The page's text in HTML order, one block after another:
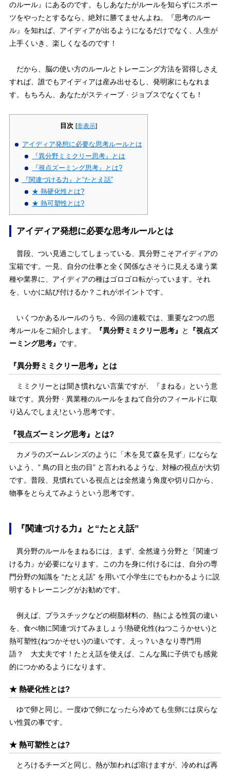
のルール』にあるのです。もしあなたがルールを知らずにスポー
ツをやったとするなら、絶対に勝てませんよね。『思考のルー
ル』を知れば、アイディアが出るようになるだけでなく、人生が
上手くいき、楽しくなるのです！
だから、脳の使い方のルールとトレーニング方法を習得しさえ
すれば、誰でもアイディアは産み出せるし、発明家にもなれま
す。もちろん、あなたがスティーブ · ジョブスでなくても！
目次 [非表示]
アイディア発想に必要な思考ルールとは
『異分野ミミクリー思考』とは
『視点ズーミング思考』とは?
『関連づける力』と“たとえ話”
★ 熱硬化性とは?
★ 熱可塑性とは?
アイディア発想に必要な思考ルールとは
普段、つい見過ごしてしまっている、異分野こそアイディアの
宝箱です。一見、自分の仕事と全く関係なさそうに見える違う業
種や業界に、アイディアの種はゴロゴロ転がっています。それ
を、いかに結び付けるか？これがポイントです。
いくつかあるルールのうち、今回の連載では、重要な2つの思
考ルールをご紹介します。
『異分野ミミクリー思考』 と
『視点ズ
ーミング思考』 です。
『異分野ミミクリー思考』とは
ミミクリーとは聞き慣れない言葉ですが、『まねる』という意
味です。異分野 · 異業種のルールをまねて自分のフィールドに取
り込んでしまえ!という思考です。
『視点ズーミング思考』とは?
カメラのズームレンズのように「木を見て森を見ず」にならな
いよう、” 鳥の目と虫の目” と言われるような、対極の視点が大切
です。普段、見慣れている視点とは全然違う角度や切り口から、
物事をとらえてみようという思考です。
『関連づける力』と“たとえ話”
異分野のルールをまねるには、まず、全然違う分野と『関連づ
ける力』が必要になります。この力を身に付けるには、自分の専
門分野の知識を “たとえ話” を用いて小学生にでもわかるように説
明するトレーニングがお勧めです。
例えば、プラスチックなどの樹脂材料の、熱による性質の違い
を、食べ物に関連づけてみましょう!熱硬化性(ねつこうかせい)と
熱可塑性(ねつかそせい)の違いです。えっ？いきなり専門用
語？ 大丈夫です！たとえ話を使えば、こんな風に子供でも感覚
的につかめるようになります。
★ 熱硬化性とは?
ゆで卵と同じ。一度ゆで卵になったら冷めても生卵には戻らな
い性質の事です。
★ 熱可塑性とは?
とろけるチーズと同じ。熱が加われば溶けますが、冷めれば再